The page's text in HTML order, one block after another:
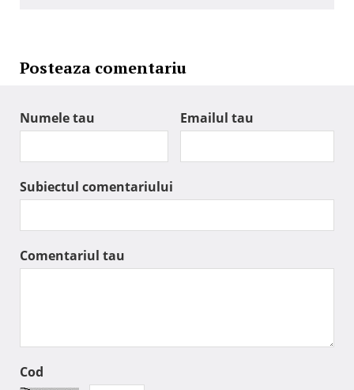
Posteaza comentariu
Numele tau Emailul tau
Subiectul comentariului
Comentariul tau
Cod